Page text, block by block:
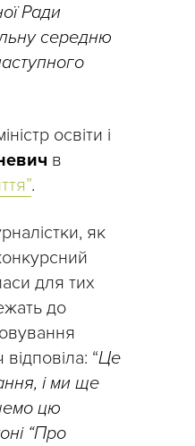
Ради
середню
освіти і
в
.
як
для тих
до
“Це
і ми ще
цю
“Про